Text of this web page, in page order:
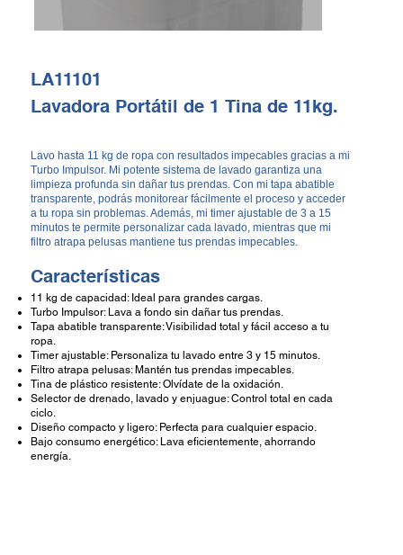
LA11101
Lavadora Portátil de 1 Tina de 11kg.
Lavo hasta 11 kg de ropa con resultados impecables gracias a mi
Turbo Impulsor. Mi potente sistema de lavado garantiza una
limpieza profunda sin dañar tus prendas. Con mi tapa abatible
transparente, podrás monitorear fácilmente el proceso y acceder
a tu ropa sin problemas. Además, mi timer ajustable de 3 a 15
minutos te permite personalizar cada lavado, mientras que mi
filtro atrapa pelusas mantiene tus prendas impecables.
Características
11 kg de capacidad: Ideal para grandes cargas.
Turbo Impulsor: Lava a fondo sin dañar tus prendas.
Tapa abatible transparente: Visibilidad total y fácil acceso a tu
ropa.
Timer ajustable: Personaliza tu lavado entre 3 y 15 minutos.
Filtro atrapa pelusas: Mantén tus prendas impecables.
Tina de plástico resistente: Olvídate de la oxidación.
Selector de drenado, lavado y enjuague: Control total en cada
ciclo.
Diseño compacto y ligero: Perfecta para cualquier espacio.
Bajo consumo energético: Lava eficientemente, ahorrando
energía.